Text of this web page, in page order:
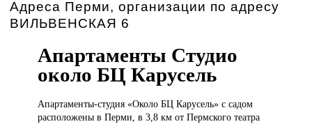
Адреса Перми, организации по адресу
ВИЛЬВЕНСКАЯ 6
Апартаменты Студио
около БЦ Карусель
Апартаменты-студия «ОколоБЦ Карусель» с садом
расположены в Перми, в 3,8 км от Пермского театра